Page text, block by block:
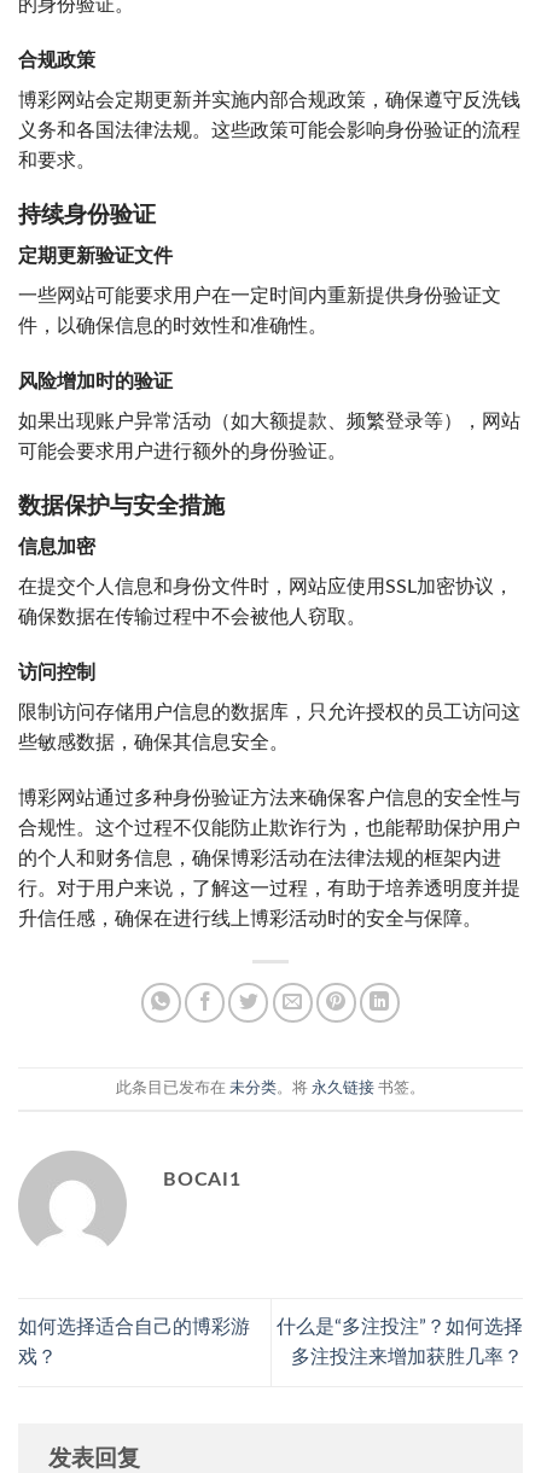
的身份验证。
合规政策
博彩网站会定期更新并实施内部合规政策，确保遵守反洗钱
义务和各国法律法规。这些政策可能会影响身份验证的流程
和要求。
持续身份验证
定期更新验证文件
一些网站可能要求用户在一定时间内重新提供身份验证文
件，以确保信息的时效性和准确性。
风险增加时的验证
如果出现账户异常活动（如大额提款、频繁登录等），网站
可能会要求用户进行额外的身份验证。
数据保护与安全措施
信息加密
在提交个人信息和身份文件时，网站应使用SSL加密协议，
确保数据在传输过程中不会被他人窃取。
访问控制
限制访问存储用户信息的数据库，只允许授权的员工访问这
些敏感数据，确保其信息安全。
博彩网站通过多种身份验证方法来确保客户信息的安全性与
合规性。这个过程不仅能防止欺诈行为，也能帮助保护用户
的个人和财务信息，确保博彩活动在法律法规的框架内进
行。对于用户来说，了解这一过程，有助于培养透明度并提
升信任感，确保在进行线上博彩活动时的安全与保障。
此条目已发布在 未分类。将 永久链接 书签。
BOCAI1
如何选择适合自己的博彩游
戏？
什么是“多注投注”？如何选择
多注投注来增加获胜几率？
发表回复